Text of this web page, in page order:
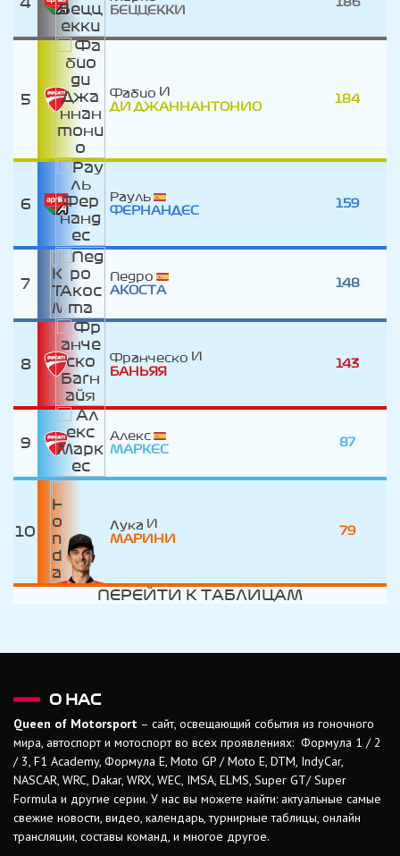
БЕЦЦЕККИ
186
5
Фабио
ДИ ДЖАННАНТОНИО
184
6
Рауль
ФЕРНАНДЕС
159
7
Педро
АКОСТА
148
8
Франческо
БАНЬЯЯ
143
9
Алекс
МАРКЕС
87
10
Лука
МАРИНИ
79
ПЕРЕЙТИ К ТАБЛИЦАМ
О НАС
Queen of Motorsport – сайт, освещающий события из гоночного
мира, автоспорт и мотоспорт во всех проявлениях: Формула 1 / 2
/ 3, F1 Academy, Формула Е, Moto GP / Moto E, DTM, IndyCar,
NASCAR, WRC, Dakar, WRX, WEC, IMSA, ELMS, Super GT/ Super
Formula и другие серии. У нас вы можете найти: актуальные самые
свежие новости, видео, календарь, турнирные таблицы, онлайн
трансляции, составы команд, и многое другое.